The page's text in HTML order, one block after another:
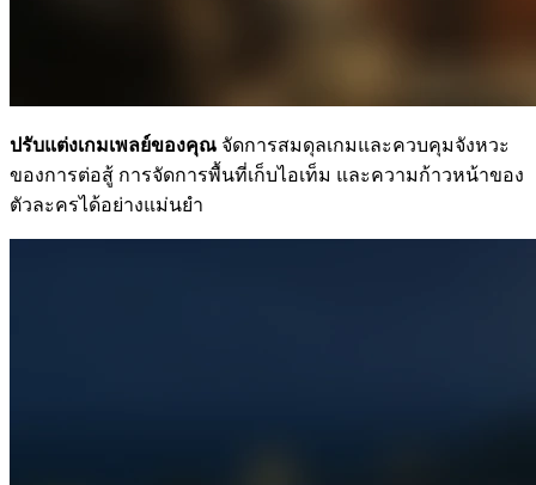
ปรับแต่งเกมเพลย์ของคุณ จัดการสมดุลเกมและควบคุมจังหวะ
ของการต่อสู้ การจัดการพื้นที่เก็บไอเท็ม และความก้าวหน้าของ
ตัวละครได้อย่างแม่นยำ